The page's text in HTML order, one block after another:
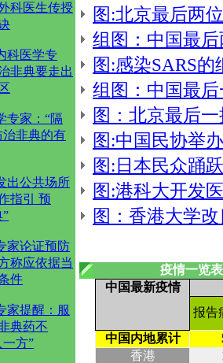
科医生传授
科医学专
非典要走出
专家：“隔
治非典的有
出公共场所
指引 预
”
家论证预防
称应依据当
件
家提醒：服
典药不
一方”
图:北京最后两
组图：中国最
图:感染SARS
组图：中国最
图：北京最后
图:中国民协举
图:日本民众踊
图:港科大开发
图：香港大学
疫情一览表
中国最新疫情
报告
中国内地累计
香港